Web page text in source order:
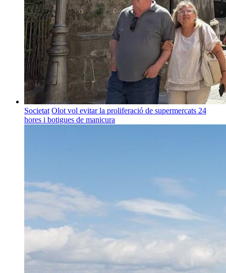
Societat Olot vol evitar la proliferació de supermercats 24
hores i botigues de manicura